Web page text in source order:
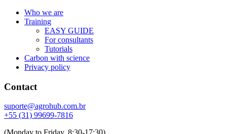
Who we are
Training
EASY GUIDE
For consultants
Tutorials
Carbon with science
Privacy policy
Contact
suporte@agrohub.com.br
+55 (31) 99699-7816